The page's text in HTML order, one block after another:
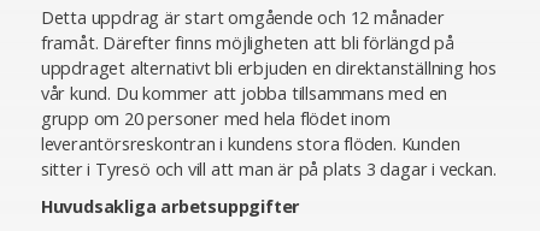
Detta uppdrag är start omgående och 12 månader
framåt. Därefter finns möjligheten att bli förlängd på
uppdraget alternativt bli erbjuden en direktanställning hos
vår kund. Du kommer att jobba tillsammans med en
grupp om 20 personer med hela flödet inom
leverantörsreskontran i kundens stora flöden. Kunden
sitter i Tyresö och vill att man är på plats 3 dagar i veckan.
Huvudsakliga arbetsuppgifter